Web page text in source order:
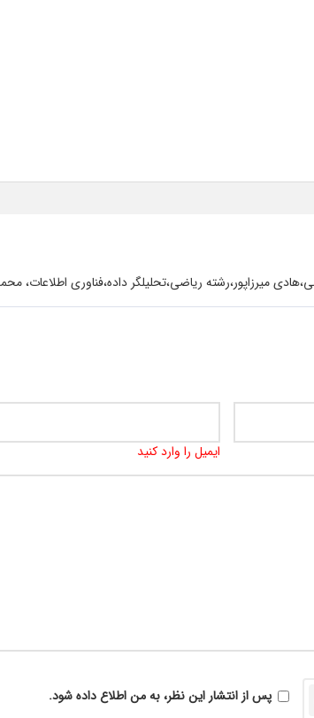
میرزاپور،رشته ریاضی،تحلیلگر داده،فناوری اطلاعات،
ایمیل را وارد کنید
پس از انتشار این نظر، به من اطلاع داده شود.